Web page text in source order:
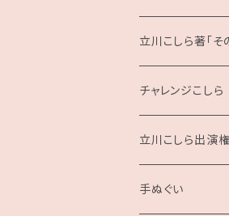
立川こしら著「そ
チャレンジこしら
立川こしら出演権
手ぬぐい